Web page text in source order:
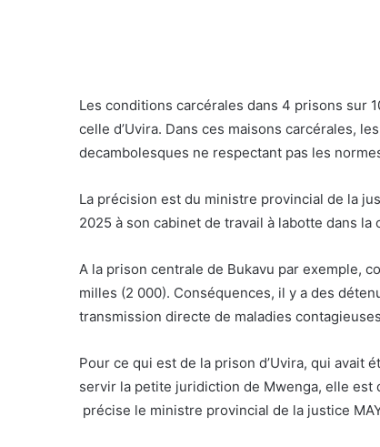
Les conditions carcérales dans 4 prisons sur
celle d’Uvira. Dans ces maisons carcérales,
decambolesques ne respectant pas les
La précision est du ministre provincial de la
2025 à son cabinet de travail à labotte dans la
A la prison centrale de Bukavu par exemple,
milles (2 000). Conséquences, il y a des
transmission directe de maladies
Pour ce qui est de la prison d’Uvira, qui
servir la petite juridiction de Mwenga, elle est
précise le ministre provincial de la justice